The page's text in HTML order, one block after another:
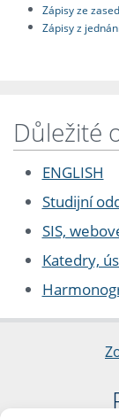
Zápisy ze
Zápisy z
Důležité
ENGLISH
Studijní
SIS,
Katedry,